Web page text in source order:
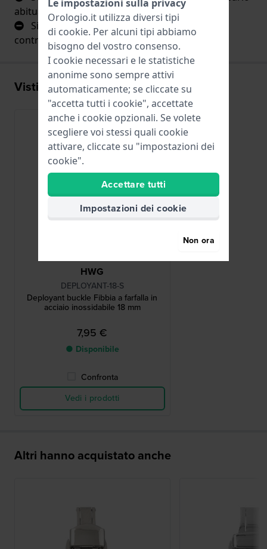
abituarsi.
Si sente un po' di rumore a causa di alcuni
contraccolpi.
Visti di recente
HWG
DEPLOYANT-18-S
Deployant buckle Fibbia a farfalla in
acciaio inossidabile 18 mm
7,95 €
● Disponibile
Confronta
Vedi i prodotti
Altri hanno acquistato anche
Le impostazioni sulla privacy
Orologio.it utilizza diversi tipi
di cookie. Per alcuni tipi abbiamo
bisogno del vostro consenso.
I cookie necessari e le statistiche
anonime sono sempre attivi
automaticamente; se cliccate su
"accetta tutti i cookie", accettate
anche i cookie opzionali. Se volete
scegliere voi stessi quali cookie
attivare, cliccate su "impostazioni dei
cookie".
Accettare tutti
Impostazioni dei cookie
Non ora